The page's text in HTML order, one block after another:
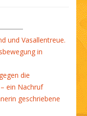
und Vasallentreue.
in
die
ein Nachruf
geschriebene